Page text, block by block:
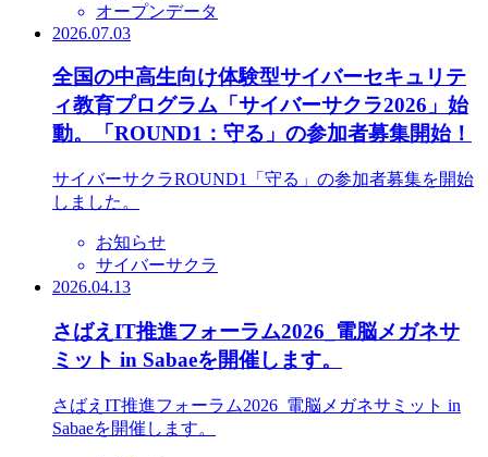
オープンデータ
2026.07.03
全国の中高生向け体験型サイバーセキュリテ
ィ教育プログラム「サイバーサクラ2026」始
動。「ROUND1：守る」の参加者募集開始！
サイバーサクラROUND1「守る」の参加者募集を開始
しました。
お知らせ
サイバーサクラ
2026.04.13
さばえIT推進フォーラム2026_電脳メガネサ
ミット in Sabaeを開催します。
さばえIT推進フォーラム2026_電脳メガネサミット in
Sabaeを開催します。